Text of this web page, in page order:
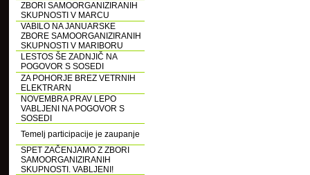
ZBORI SAMOORGANIZIRANIH
SKUPNOSTI V MARCU
VABILO NA JANUARSKE
ZBORE SAMOORGANIZIRANIH
SKUPNOSTI V MARIBORU
LESTOS ŠE ZADNJIČ NA
POGOVOR S SOSEDI
ZA POHORJE BREZ VETRNIH
ELEKTRARN
NOVEMBRA PRAV LEPO
VABLJENI NA POGOVOR S
SOSEDI
Temelj participacije je zaupanje
SPET ZAČENJAMO Z ZBORI
SAMOORGANIZIRANIH
SKUPNOSTI. VABLJENI!